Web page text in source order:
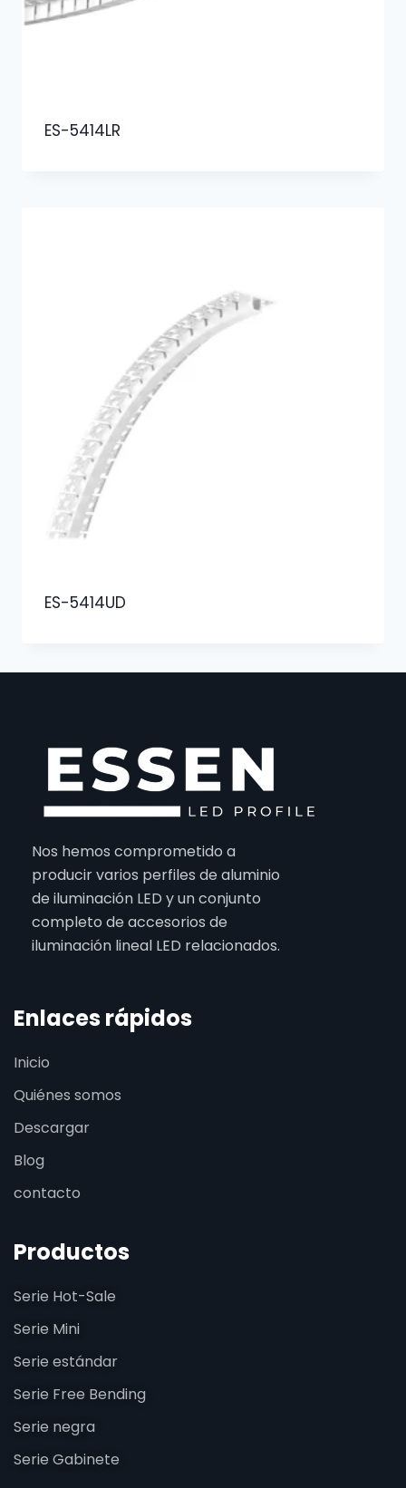
ES-5414LR
ES-5414UD
Nos hemos comprometido a
producir varios perfiles de aluminio
de iluminación LED y un conjunto
completo de accesorios de
iluminación lineal LED relacionados.
Enlaces rápidos
Inicio
Quiénes somos
Descargar
Blog
contacto
Productos
Serie Hot-Sale
Serie Mini
Serie estándar
Serie Free Bending
Serie negra
Serie Gabinete